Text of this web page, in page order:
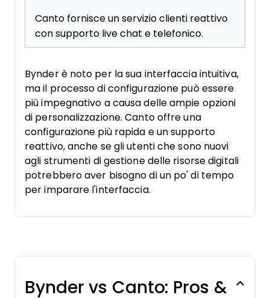
Canto fornisce un servizio clienti reattivo
con supporto live chat e telefonico.
Bynder è noto per la sua interfaccia intuitiva,
ma il processo di configurazione può essere
più impegnativo a causa delle ampie opzioni
di personalizzazione. Canto offre una
configurazione più rapida e un supporto
reattivo, anche se gli utenti che sono nuovi
agli strumenti di gestione delle risorse digitali
potrebbero aver bisogno di un po' di tempo
per imparare l'interfaccia.
Bynder vs Canto: Pros &